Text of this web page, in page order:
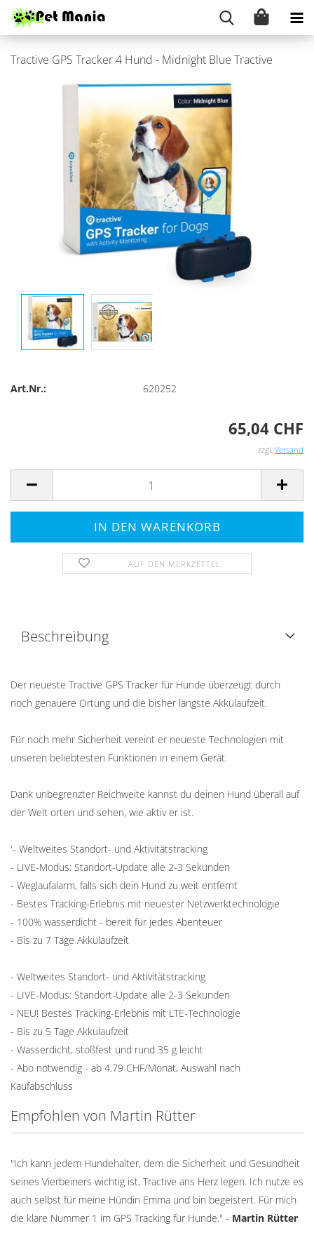
Trac­ti­ve GPS Tra­cker 4 Hund - Mid­night Blue Trac­ti­ve
Art.Nr.: 620252
65,04 CHF
zzgl. Versand
AUF DEN MERKZETTEL
Beschreibung
Der neueste Tractive GPS Tracker für Hunde überzeugt durch
noch genauere Ortung und die bisher längste Akkulaufzeit.
Für noch mehr Sicherheit vereint er neueste Technologien mit
unseren beliebtesten Funktionen in einem Gerät.
Dank unbegrenzter Reichweite kannst du deinen Hund überall auf
der Welt orten und sehen, wie aktiv er ist.
'- Weltweites Standort- und Aktivitätstracking
- LIVE-Modus: Standort-Update alle 2-3 Sekunden
- Weglaufalarm, falls sich dein Hund zu weit entfernt
- Bestes Tracking-Erlebnis mit neuester Netzwerktechnologie
- 100% wasserdicht - bereit für jedes Abenteuer
- Bis zu 7 Tage Akkulaufzeit
- Weltweites Standort- und Aktivitätstracking
- LIVE-Modus: Standort-Update alle 2-3 Sekunden
- NEU! Bestes Tracking-Erlebnis mit LTE-Technologie
- Bis zu 5 Tage Akkulaufzeit
- Wasserdicht, stoßfest und rund 35 g leicht
- Abo notwendig - ab 4.79 CHF/Monat, Auswahl nach
Kaufabschluss
Empfohlen von Martin Rütter
"Ich kann jedem Hundehalter, dem die Sicherheit und Gesundheit
seines Vierbeiners wichtig ist, Tractive ans Herz legen. Ich nutze es
auch selbst für meine Hündin Emma und bin begeistert. Für mich
die klare Nummer 1 im GPS Tracking für Hunde." - Martin Rütter